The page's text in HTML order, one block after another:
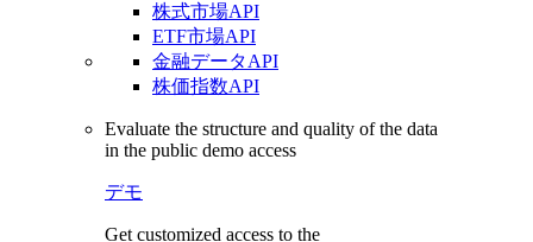
株式市場API
ETF市場API
金融データAPI
株価指数API
Evaluate the structure and quality of the data
in the public demo access
デモ
Get customized access to the